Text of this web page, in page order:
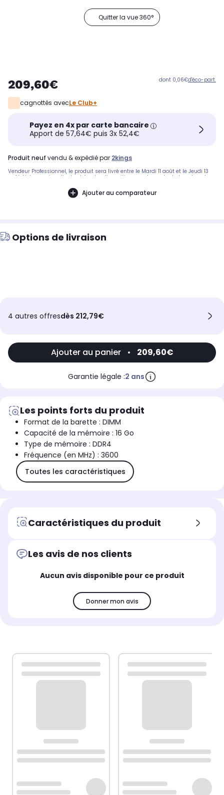
Quitter la vue 360°
209,60€ dont 0,06€d'éco-part.
cagnottés avecLe Club+
Payez en 4x par carte bancaire
Apport de 57,64€ puis 3x 52,4€
produit neuf vendu & expédié par 2kings
Vendeur Professionnel, le produit sera livré entre le Mardi 11 août et le Jeudi 13
août. Notre service client est à votre disposition avant, pendant et après votre
Ajouter au comparateur
Options de livraison
4 autres offresdès 212,79€
Ajouter au panier • 209,60€
Garantie légale :2 ans
Les points forts du produit
Format de la barette : DIMM
Capacité de la mémoire : 16 Go
Type de mémoire : DDR4
Fréquence (en MHz) : 3600
Toutes les caractéristiques
Caractéristiques du produit
Les avis de nos clients
Aucun avis disponible pour ce produit
Donner mon avis